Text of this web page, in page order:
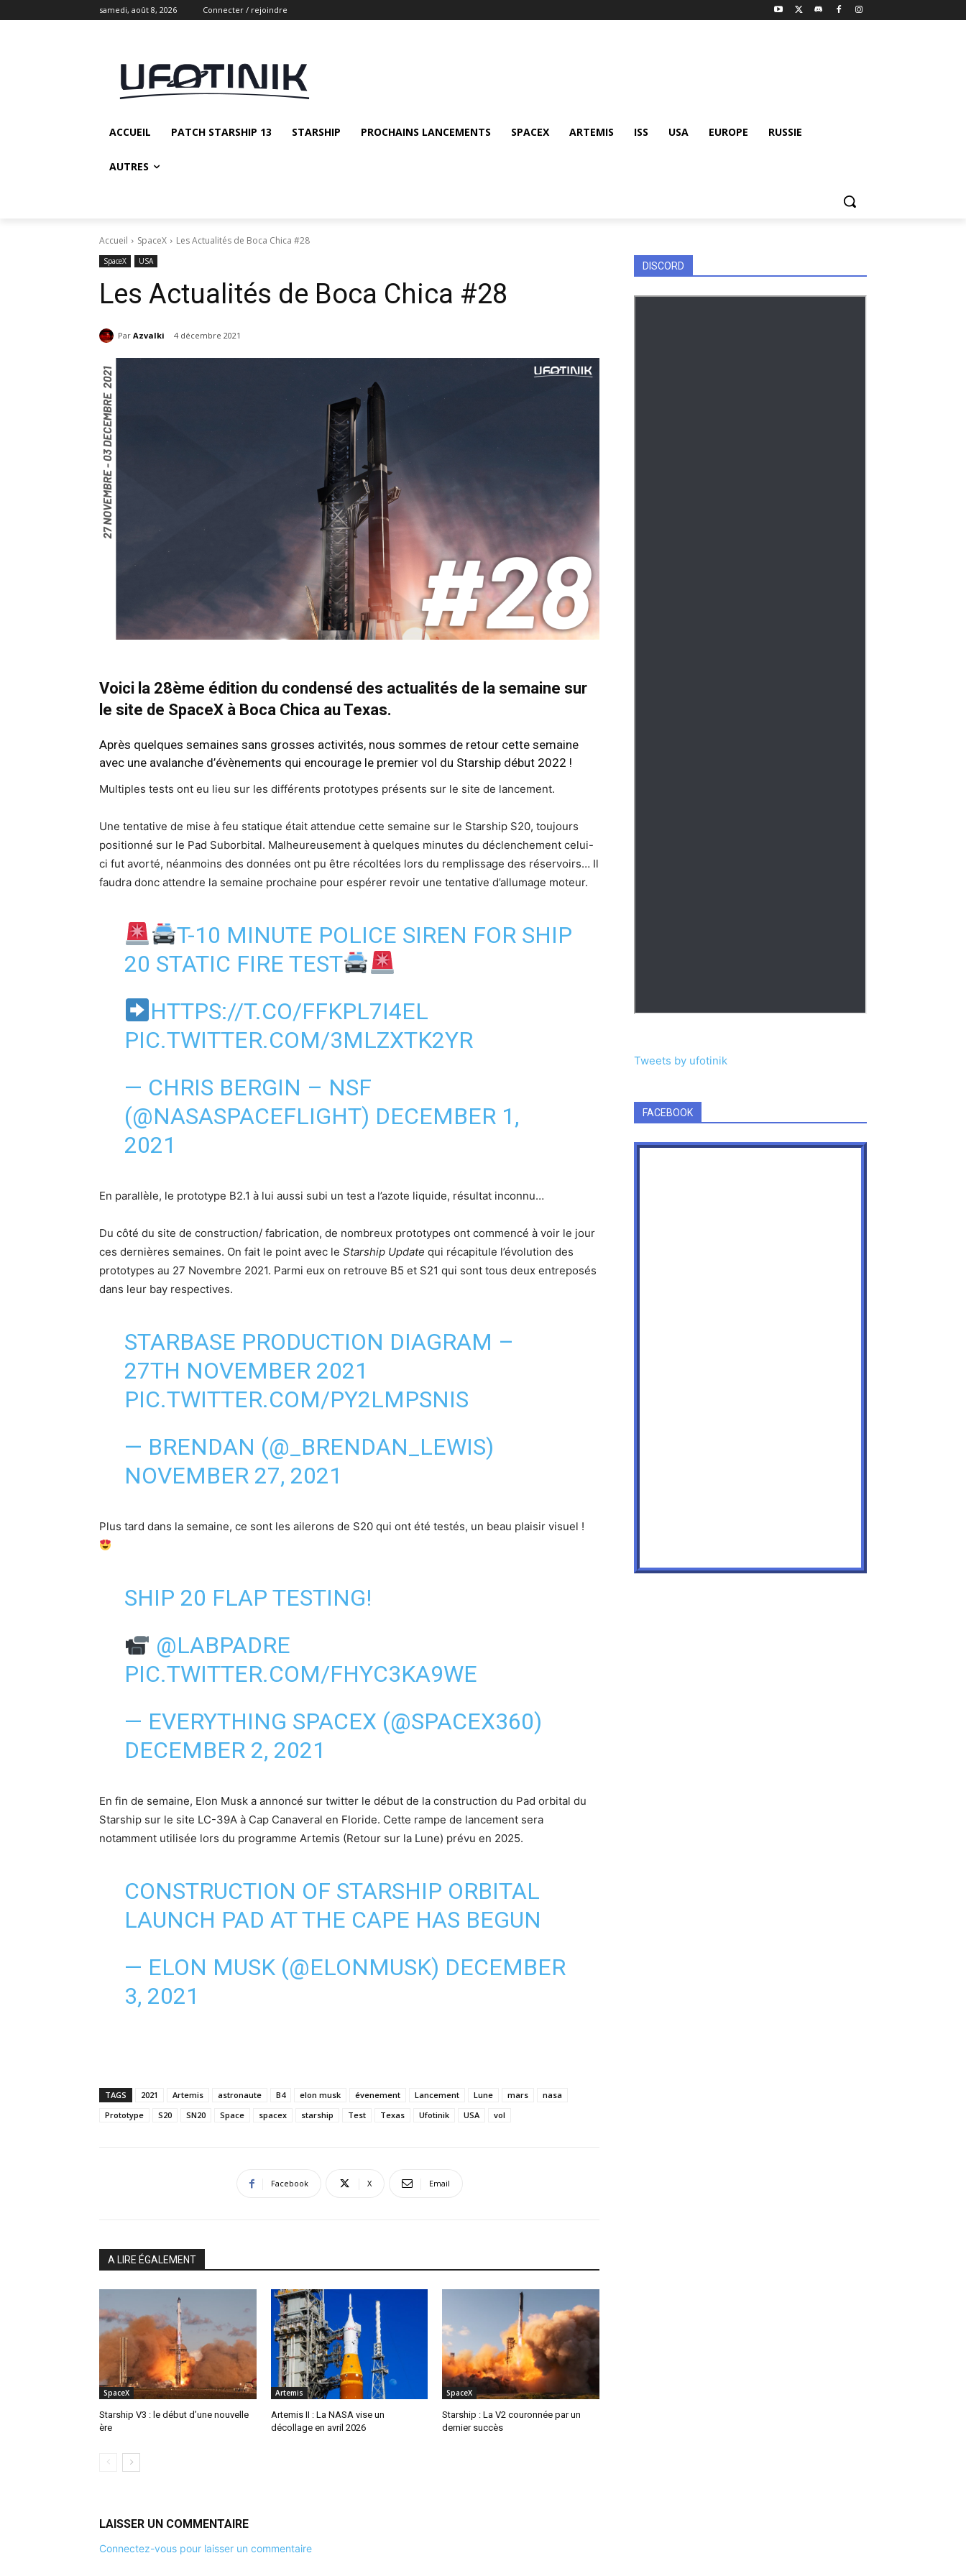
samedi, août 8, 2026 Connecter / rejoindre
ACCUEIL PATCH STARSHIP 13 STARSHIP PROCHAINS LANCEMENTS SPACEX ARTEMIS ISS USA EUROPE RUSSIE
AUTRES
Accueil SpaceX Les Actualités de Boca Chica #28
SpaceX USA
Les Actualités de Boca Chica #28
Par Azvalki 4 décembre 2021
Voici la 28ème édition du condensé des actualités de la semaine sur
le site de SpaceX à Boca Chica au Texas.
Après quelques semaines sans grosses activités, nous sommes de retour cette semaine
avec une avalanche d’évènements qui encourage le premier vol du Starship début 2022 !
Multiples tests ont eu lieu sur les différents prototypes présents sur le site de lancement.
Une tentative de mise à feu statique était attendue cette semaine sur le Starship S20, toujours
positionné sur le Pad Suborbital. Malheureusement à quelques minutes du déclenchement celui-
ci fut avorté, néanmoins des données ont pu être récoltées lors du remplissage des réservoirs… Il
faudra donc attendre la semaine prochaine pour espérer revoir une tentative d’allumage moteur.
T-10 MINUTE POLICE SIREN FOR SHIP
20 STATIC FIRE TEST
HTTPS://T.CO/FFKPL7I4EL
PIC.TWITTER.COM/3MLZXTK2YR
— CHRIS BERGIN – NSF
(@NASASPACEFLIGHT) DECEMBER 1,
2021
En parallèle, le prototype B2.1 à lui aussi subi un test a l’azote liquide, résultat inconnu…
Du côté du site de construction/ fabrication, de nombreux prototypes ont commencé à voir le jour
ces dernières semaines. On fait le point avec le Starship Update qui récapitule l’évolution des
prototypes au 27 Novembre 2021. Parmi eux on retrouve B5 et S21 qui sont tous deux entreposés
dans leur bay respectives.
STARBASE PRODUCTION DIAGRAM –
27TH NOVEMBER 2021
PIC.TWITTER.COM/PY2LMPSNIS
— BRENDAN (@_BRENDAN_LEWIS)
NOVEMBER 27, 2021
Plus tard dans la semaine, ce sont les ailerons de S20 qui ont été testés, un beau plaisir visuel !
SHIP 20 FLAP TESTING!
@LABPADRE
PIC.TWITTER.COM/FHYC3KA9WE
— EVERYTHING SPACEX (@SPACEX360)
DECEMBER 2, 2021
En fin de semaine, Elon Musk a annoncé sur twitter le début de la construction du Pad orbital du
Starship sur le site LC-39A à Cap Canaveral en Floride. Cette rampe de lancement sera
notamment utilisée lors du programme Artemis (Retour sur la Lune) prévu en 2025.
CONSTRUCTION OF STARSHIP ORBITAL
LAUNCH PAD AT THE CAPE HAS BEGUN
— ELON MUSK (@ELONMUSK) DECEMBER
3, 2021
TAGS 2021 Artemis astronaute B4 elon musk évenement Lancement Lune mars
nasa
Prototype
S20 SN20 Space spacex starship Test Texas Ufotinik USA vol
Facebook X Email
A LIRE ÉGALEMENT
SpaceX
Starship V3 : le début d’une nouvelle
ère
Artemis
Artemis II : La NASA vise un
décollage en avril 2026
SpaceX
Starship : La V2 couronnée par un
dernier succès
LAISSER UN COMMENTAIRE
Connectez-vous pour laisser un commentaire
DISCORD
Tweets by ufotinik
FACEBOOK